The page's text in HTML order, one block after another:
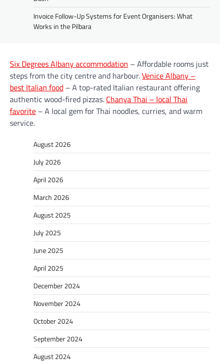
Invoice Follow-Up Systems for Event Organisers: What
Works in the Pilbara
Six Degrees Albany accommodation – Affordable rooms just
steps from the city centre and harbour.Venice Albany –
best Italian food – A top-rated Italian restaurant offering
authentic wood-fired pizzas. Chanya Thai – local Thai
favorite – A local gem for Thai noodles, curries, and warm
service.
August 2026
July 2026
April 2026
March 2026
August 2025
July 2025
June 2025
April 2025
December 2024
November 2024
October 2024
September 2024
August 2024